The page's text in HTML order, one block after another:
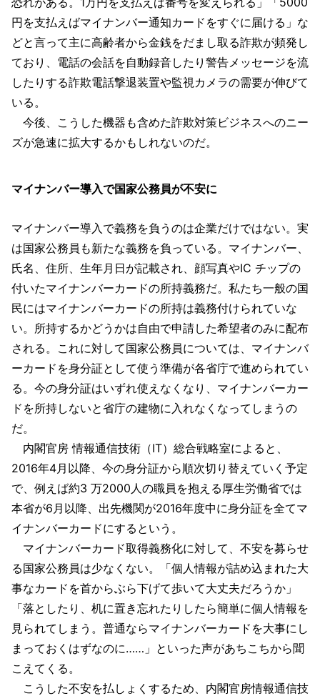
円を支払えばマイナンバー通知カードをすぐに届ける」な
どと言って主に高齢者から金銭をだまし取る詐欺が頻発し
ており、電話の会話を自動録音したり警告メッセージを流
したりする詐欺電話撃退装置や監視カメラの需要が伸びて
いる。
今後、こうした機器も含めた詐欺対策ビジネスへのニー
ズが急速に拡大するかもしれないのだ。
マイナンバー導入で国家公務員が不安に
マイナンバー導入で義務を負うのは企業だけではない。実
は国家公務員も新たな義務を負っている。マイナンバー、
氏名、住所、生年月日が記載され、顔写真やIC チップの
付いたマイナンバーカードの所持義務だ。私たち一般の国
民にはマイナンバーカードの所持は義務付けられていな
い。所持するかどうかは自由で申請した希望者のみに配布
される。これに対して国家公務員については、マイナンバ
ーカードを身分証として使う準備が各省庁で進められてい
る。今の身分証はいずれ使えなくなり、マイナンバーカー
ドを所持しないと省庁の建物に入れなくなってしまうの
だ。
内閣官房 情報通信技術（IT）総合戦略室によると、
2016年4月以降、今の身分証から順次切り替えていく予定
で、例えば約3 万2000人の職員を抱える厚生労働省では
本省が6月以降、出先機関が2016年度中に身分証を全てマ
イナンバーカードにするという。
マイナンバーカード取得義務化に対して、不安を募らせ
る国家公務員は少なくない。「個人情報が詰め込まれた大
事なカードを首からぶら下げて歩いて大丈夫だろうか」
「落としたり、机に置き忘れたりしたら簡単に個人情報を
見られてしまう。普通ならマイナンバーカードを大事にし
まっておくはずなのに……」といった声があちこちから聞
こえてくる。
こうした不安を払しょくするため、内閣官房情報通信技